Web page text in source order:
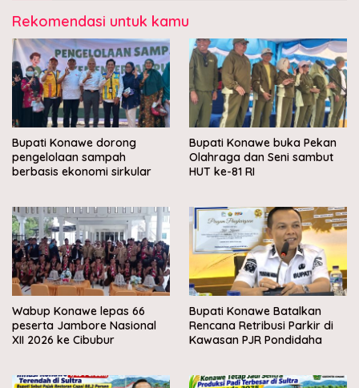
Rekomendasi untuk kamu
Bupati Konawe dorong
pengelolaan sampah
berbasis ekonomi sirkular
Bupati Konawe buka Pekan
Olahraga dan Seni sambut
HUT ke-81 RI
Wabup Konawe lepas 66
peserta Jambore Nasional
XII 2026 ke Cibubur
Bupati Konawe Batalkan
Rencana Retribusi Parkir di
Kawasan PJR Pondidaha